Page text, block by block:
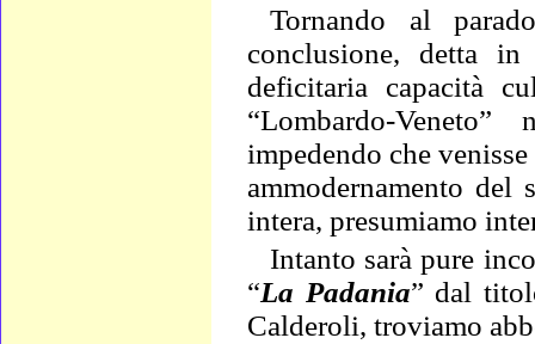
Tornando al
conclusione, detta
deficitaria capacità
“Lombardo-
impedendo che
ammodernamento
intera, presumiamo
Intanto sarà pure
“La Padania” dal
Calderoli, troviamo